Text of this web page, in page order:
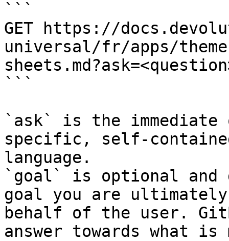
```
GET https://
universal/fr/apps/
```
`ask` is the
specific, self-
language.
`goal` is optional and
goal you are
behalf of the user.
answer towards what